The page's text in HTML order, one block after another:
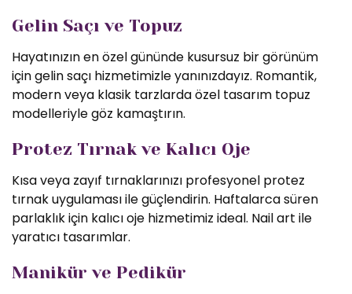
Gelin Saçı ve Topuz
Hayatınızın en özel gününde kusursuz bir görünüm
için gelin saçı hizmetimizle yanınızdayız. Romantik,
modern veya klasik tarzlarda özel tasarım topuz
modelleriyle göz kamaştırın.
Protez Tırnak ve Kalıcı Oje
Kısa veya zayıf tırnaklarınızı profesyonel protez
tırnak uygulaması ile güçlendirin. Haftalarca süren
parlaklık için kalıcı oje hizmetimiz ideal. Nail art ile
yaratıcı tasarımlar.
Manikür ve Pedikür